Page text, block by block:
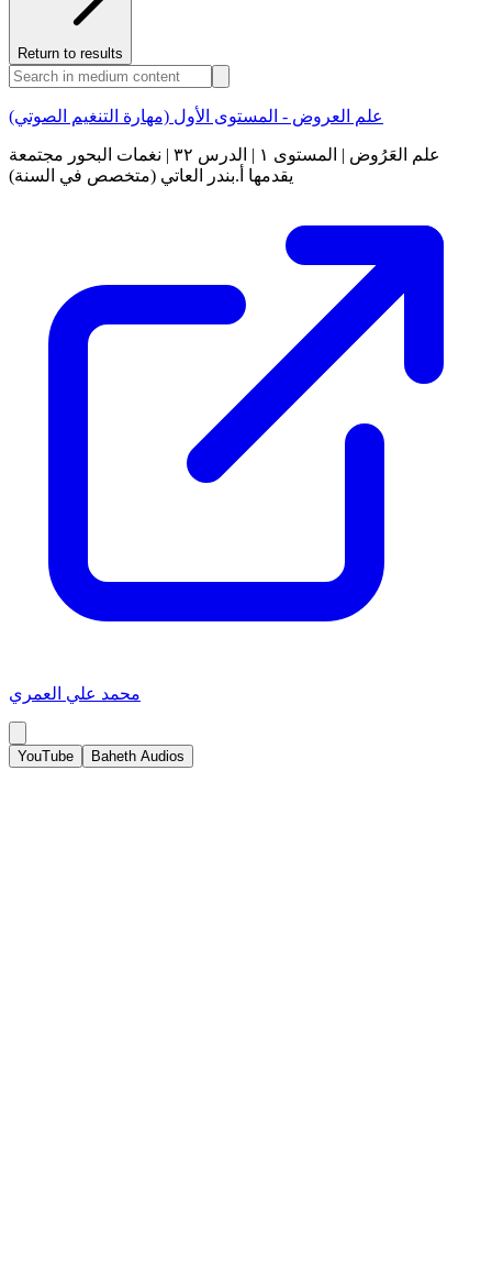
Return to results
علم العروض - المستوى الأول (مهارة التنغيم الصوتي)
علم العَرُوض | المستوى ١ | الدرس ٣٢ | نغمات البحور مجتمعة
يقدمها أ.بندر العاتي (متخصص في السنة)
محمد علي العمري
YouTube Baheth Audios